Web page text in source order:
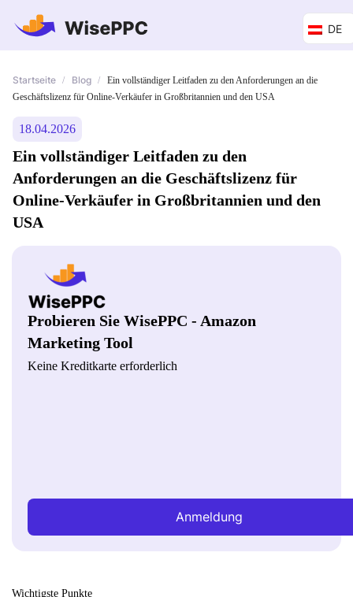
DE
Startseite / Blog /
Ein vollständiger Leitfaden zu den Anforderungen an die
Geschäftslizenz für Online-Verkäufer in Großbritannien und den USA
18.04.2026
Ein vollständiger Leitfaden zu den
Anforderungen an die Geschäftslizenz für
Online-Verkäufer in Großbritannien und den
USA
Probieren Sie WisePPC - Amazon
Marketing Tool
Keine Kreditkarte erforderlich
Anmeldung
Wichtigste Punkte